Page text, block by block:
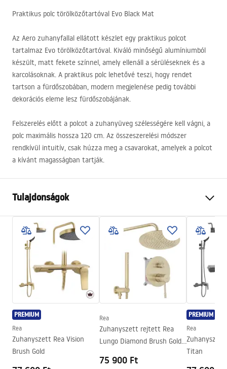
Praktikus polc törölközőtartóval Evo Black Mat
Az Aero zuhanyfallal ellátott készlet egy praktikus polcot
tartalmaz Evo törölközőtartóval. Kiváló minőségű alumíniumból
készült, matt fekete színnel, amely ellenáll a sérüléseknek és a
karcolásoknak. A praktikus polc lehetővé teszi, hogy rendet
tartson a fürdőszobában, modern megjelenése pedig további
dekorációs eleme lesz fürdőszobájának.
Felszerelés előtt a polcot a zuhanyüveg szélességére kell vágni, a
polc maximális hossza 120 cm. Az összeszerelési módszer
rendkívül intuitív, csak húzza meg a csavarokat, amelyek a polcot
a kívánt magasságban tartják.
Tulajdonságok
Méret (ajtó x fal)
Szín
Walk-in
Az üveg színe
Átlátszó 8mm
Széria
Aero
Magasság
1950mm
A kabin iránya
Garancia
24 Hónap
PREMIUM
Rea
Zuhanyszett Rea Vision
Brush Gold
Rea
Zuhanyszett rejtett Rea
Lungo Diamond Brush Gold
75 900 Ft
PREMIUM
Rea
Zuhanyszett
Titan